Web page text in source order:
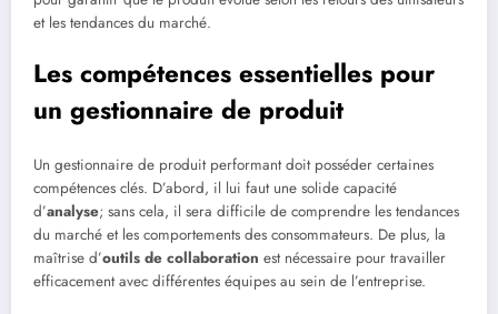
et les tendances du marché.
Les compétences essentielles pour
un gestionnaire de produit
Un gestionnaire de produit performant doit posséder certaines
compétences clés. D’abord, il lui faut une solide capacité
d’analyse; sans cela, il sera difficile de comprendre les tendances
du marché et les comportements des consommateurs. De plus, la
maîtrise d’outils de collaboration est nécessaire pour travailler
efficacement avec différentes équipes au sein de l’entreprise.